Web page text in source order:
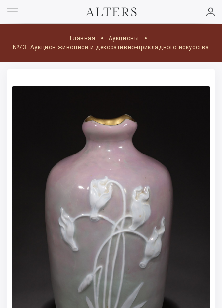
Главная
Аукционы
№73. Аукцион живописи и декоративно-прикладного искусства